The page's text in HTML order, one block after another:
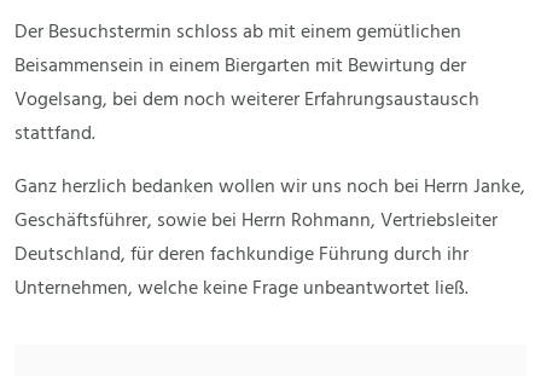
Der Besuchstermin schloss ab mit einem gemütlichen
Beisammensein in einem Biergarten mit Bewirtung der
Vogelsang, bei dem noch weiterer Erfahrungsaustausch
stattfand.
Ganz herzlich bedanken wollen wir uns noch bei Herrn Janke,
Geschäftsführer, sowie bei Herrn Rohmann, Vertriebsleiter
Deutschland, für deren fachkundige Führung durch ihr
Unternehmen, welche keine Frage unbeantwortet ließ.